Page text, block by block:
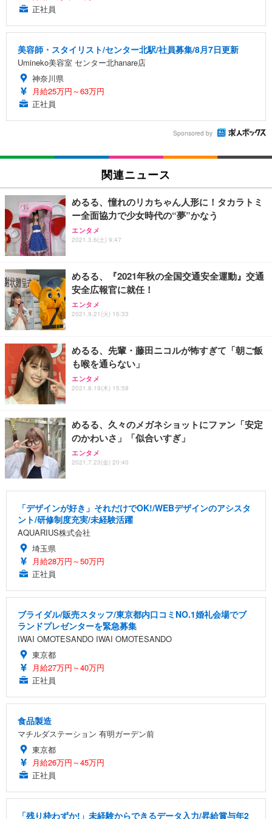
正社員
美容師・スタイリスト/センター北駅/社員募集/8月7日更新
Umineko美容室 センター北hanare店
神奈川県
月給25万円～63万円
正社員
Sponsored by
関連ニュース
めるる、憧れのリカちゃん人形に！タカラトミ
ー全面協力で少女時代の“夢”かなう
エンタメ
2021.3.6(土) 9:47
めるる、『2021年秋の全国交通安全運動』交通
安全広報官に就任！
エンタメ
2021.9.21(火) 15:33
めるる、先輩・藤田ニコルが怖すぎて「朝ご飯
も喉を通らない」
エンタメ
2021.8.19(木) 15:58
めるる、久々のメガネショットにファン「安定
のかわいさ」「似合いすぎ」
エンタメ
2021.7.23(金) 20:40
「デザインが好き」それだけでOK!/WEBデザインのアシスタ
ント/研修制度充実/未経験活躍
AQUARIUS株式会社
埼玉県
月給28万円～50万円
正社員
ブライダル/販売スタッフ/東京都内口コミNO.1婚礼会場でブ
ランドプレゼンターを緊急募集
IWAI OMOTESANDO IWAI OMOTESANDO
東京都
月給27万円～40万円
正社員
食品製造
マチルダステーション 有明ガーデン前
東京都
月給26万円～45万円
正社員
「残り枠わずか!」未経験からできるデータ入力/昇給賞与年2